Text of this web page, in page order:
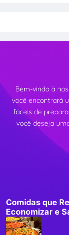
Bem-vindo à
você encontrará
fáceis de
você deseja
Comidas que
Economizar e